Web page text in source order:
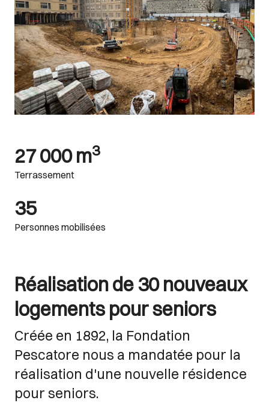
27 000 m3
Terrassement
35
Personnes mobilisées
Réalisation de 30 nouveaux
logements pour seniors
Créée en 1892, la Fondation
Pescatore nous a mandatée pour la
réalisation d'une nouvelle résidence
pour seniors.